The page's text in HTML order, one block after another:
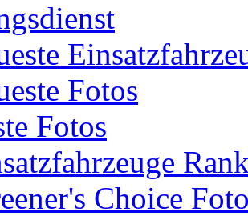
Fotos
Fotos
Choice